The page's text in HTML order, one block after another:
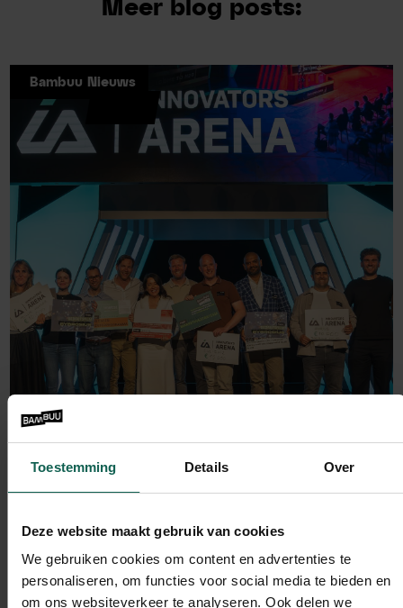
Toestemming Details Over
Deze website maakt gebruik van cookies
We gebruiken cookies om content en advertenties te
personaliseren, om functies voor social media te bieden en
om ons websiteverkeer te analyseren. Ook delen we
Meer blog posts:
Bambuu Nieuws
jurylid bij Innovators Arena 2026
Bambuu Nieuws